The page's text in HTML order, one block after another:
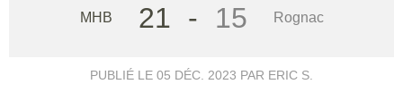
MHB 21 - 15 Rognac
PUBLIÉ LE 05 DÉC. 2023 PAR ERIC S.